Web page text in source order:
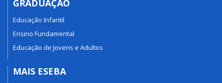
GRADUAÇÃO
Educação Infantil
Ensino Fundamental
Educação de Jovens e Adultos
MAIS ESEBA